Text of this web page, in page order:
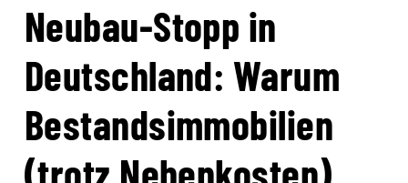
Neubau-Stopp in
Deutschland: Warum
Bestandsimmobilien